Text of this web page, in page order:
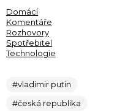
Domácí
Komentáře
Rozhovory
Spotřebitel
Technologie
#vladimir putin
#česká republika